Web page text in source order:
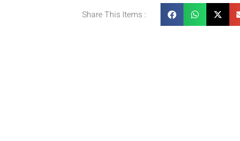
Share This Items :